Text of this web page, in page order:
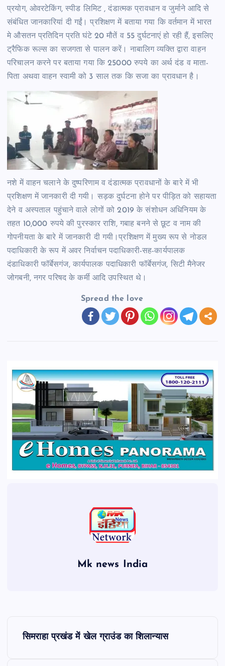
प्रयोग, ओवरटेकिंग, स्पीड लिमिट , दंडात्मक प्रावधान व जुर्माने आदि से
संबंधित जानकारियां दी गईं। प्रशिक्षण में बताया गया कि वर्तमान में भारत
मे औसतन प्रतिदिन प्रति घंटे 20 मौतें व 55 दुर्घटनाएं हो रही हैं, इसलिए
ट्रैफिक रूल्स का सजगता से पालन करें। नाबालिग व्यक्ति द्वारा वाहन
परिचालन करने पर बताया गया कि 25000 रुपये का अर्थ दंड व माता-
पिता अथवा वाहन स्वामी को 3 साल तक कि सजा का प्रावधान है।
नशे में वाहन चलाने के दुष्परिणाम व दंडात्मक प्रावधानों के बारे में भी
प्रशिक्षण में जानकारी दी गयी। सड़क दुर्घटना होने पर पीड़ित को सहायता
देने व अस्पताल पहुंचाने वाले लोगों को 2019 के संशोधन अधिनियम के
तहत 10,000 रुपये की पुरस्कार राशि, गबाह बनने से छूट व नाम की
गोपनीयता के बारे में जानकारी दी गयी।प्रशिक्षण में मुख्य रूप से नोडल
पदाधिकारी के रूप में अवर निर्वाचन पदाधिकारी-सह-कार्यपालक
दंडाधिकारी फॉर्बेसगंज, कार्यपालक पदाधिकारी फॉर्बेसगंज, सिटी मैनेजर
जोगबनी, नगर परिषद के कर्मी आदि उपस्थित थे।
Spread the love
Mk news India
सिमराहा प्रखंड में खेल ग्राउंड का शिलान्यास